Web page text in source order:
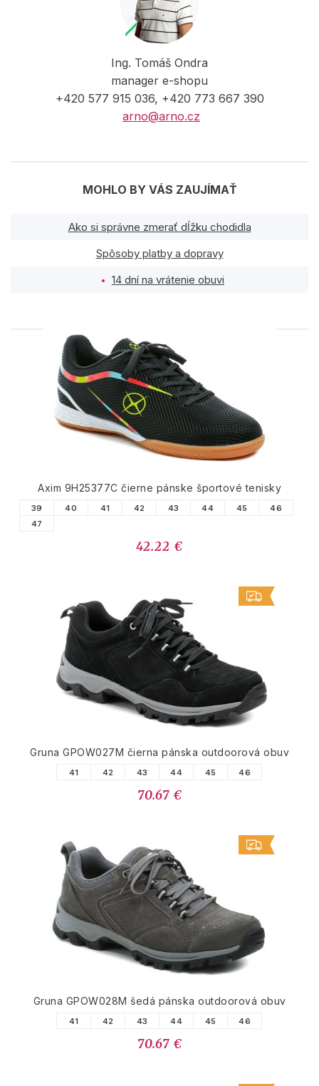
Ing. Tomáš Ondra
manager e-shopu
+420 577 915 036, +420 773 667 390
arno@arno.cz
MOHLO BY VÁS ZAUJÍMAŤ
Ako si správne zmerať dĺžku chodidla
Spôsoby platby a dopravy
14 dní na vrátenie obuvi
PODOBNÉ PRODUKTY
Axim 9H25377C čierne pánske športové tenisky
39 40 41 42 43 44 45
46
47
42.22 €
Gruna GPOW027M čierna pánska outdoorová obuv
41 42 43 44 45 46
70.67 €
Gruna GPOW028M šedá pánska outdoorová obuv
41 42 43 44 45 46
70.67 €